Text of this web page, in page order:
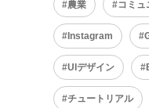
農業 コミュ
Instagram
UIデザイン
チュートリアル